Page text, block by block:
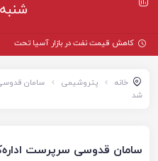
شنبه ۱۷ مرداد ۱۴۰۵
کاهش قیمت نفت در بازار آسیا تحت
خانه پتروشیمی
سامان
شد
سامان قدوسی سرپرست